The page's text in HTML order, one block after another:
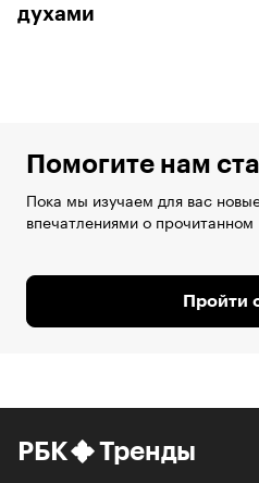
духами
Помогите нам
Пока мы изучаем для вас
впечатлениями о прочитанном
Пройти
РБК Тренды